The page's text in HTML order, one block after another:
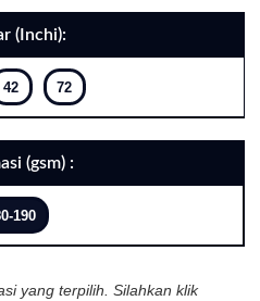
(Inchi):
42 72
(gsm) :
190
yang terpilih. Silahkan klik